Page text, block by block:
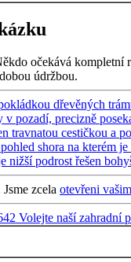
očekává
údržbou.
zcela otevřeni
Volejte naší zahradní